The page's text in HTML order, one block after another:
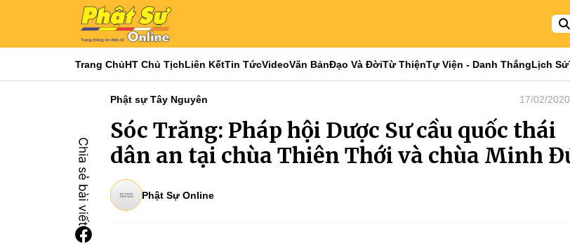
Trang ChủHT Chủ TịchLiên KếtTin TứcVideoVăn BảnĐạo Và ĐờiTừ ThiệnTự Viện - Danh ThắngLịch Sử
Phật sự Tây Nguyên 17/02/
Sóc Trăng: Pháp hội Dược Sư cầu quốc thái
dân an tại chùa Thiên Thới và chùa Minh
Phật Sự Online